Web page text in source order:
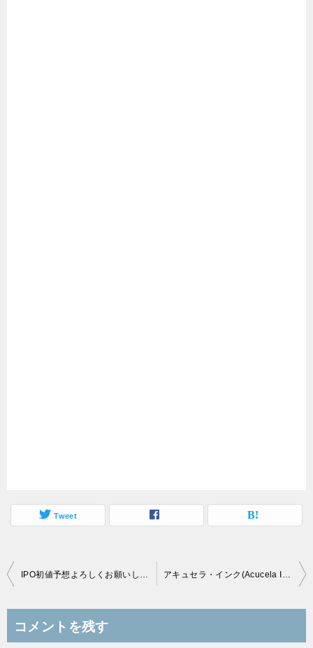
Tweet
投
ビ
IPO初値予想よろしくお願いします。 アキュセラ・インク(Acucela Inc.)のBBスタートも、市場は不調
コメントを残す